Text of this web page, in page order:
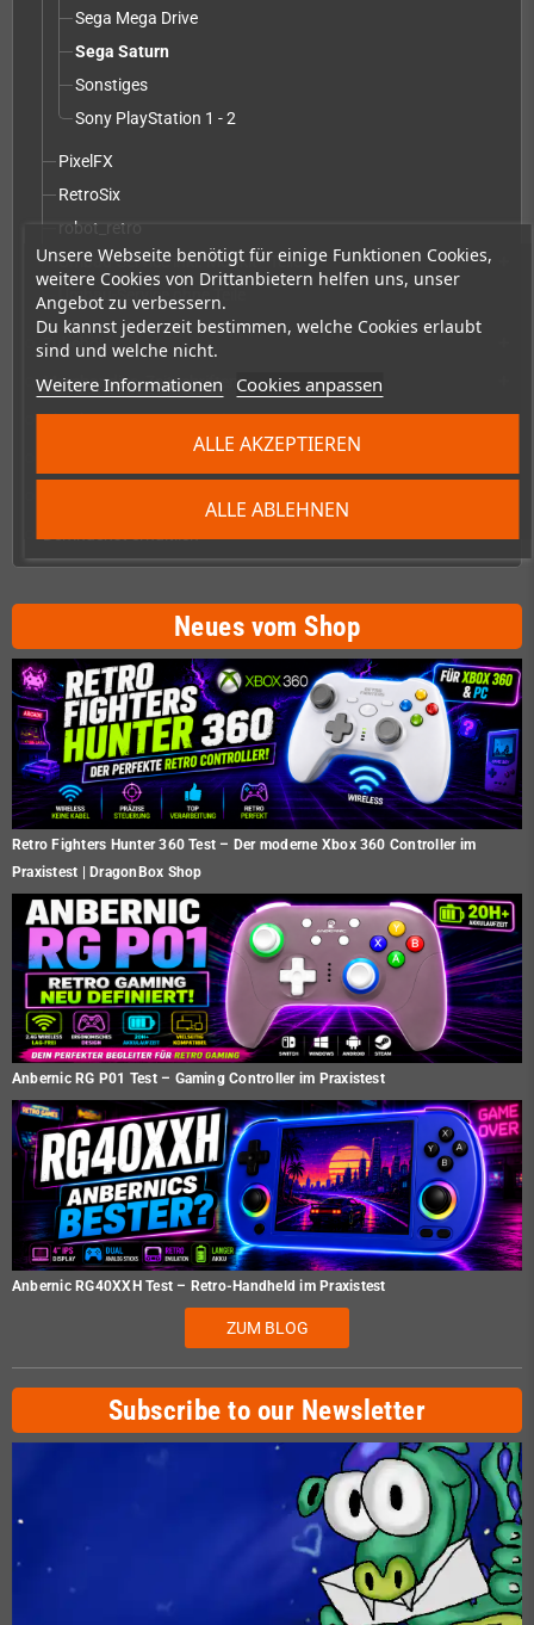
Unsere Webseite benötigt für einige Funktionen Cookies,
weitere Cookies von Drittanbietern helfen uns, unser
Angebot zu verbessern.
Du kannst jederzeit bestimmen, welche Cookies erlaubt
sind und welche nicht.
Weitere Informationen Cookies anpassen
ALLE ABLEHNEN
ALLE AKZEPTIEREN
Sega Mega Drive
Sega Saturn
Sonstiges
Sony PlayStation 1 - 2
PixelFX
RetroSix
robot_retro
Umbau-Service inkl. Modkit - Teile
Umbau-Service ohne Teile
Zubehör
Merchandise, Zeitschriften und Bücher
Checkmate & Retro Monitor add
Neues vom Shop
Retro Fighters Hunter 360 Test – Der moderne Xbox 360 Controller im
Praxistest | DragonBox Shop
Anbernic RG P01 Test – Gaming Controller im Praxistest
Anbernic RG40XXH Test – Retro-Handheld im Praxistest
ZUM BLOG
Subscribe to our Newsletter